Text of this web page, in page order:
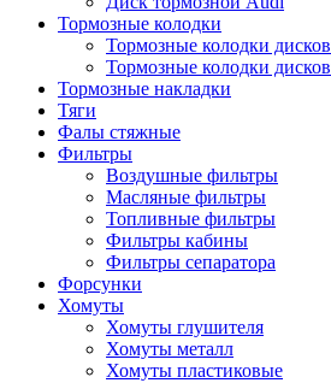
Тормозные колодки
Тормозные колодки
Тормозные колодки
Тормозные накладки
Тяги
Фалы стяжные
Фильтры
Воздушные фильтры
Масляные фильтры
Топливные фильтры
Фильтры кабины
Фильтры сепаратора
Форсунки
Хомуты
Хомуты глушителя
Хомуты металл
Хомуты пластиковые